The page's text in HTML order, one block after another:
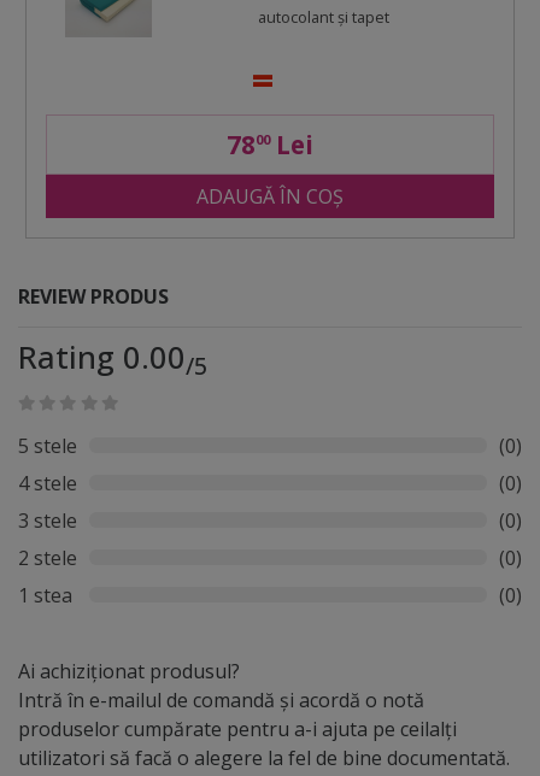
autocolant şi tapet
7800Lei
ADAUGĂ ÎN COȘ
REVIEW PRODUS
Rating 0.00/5
5 stele
(0)
4 stele
(0)
3 stele
(0)
2 stele
(0)
1 stea
(0)
Ai achiziționat produsul?
Intră în e-mailul de comandă și acordă o notă
produselor cumpărate pentru a-i ajuta pe ceilalți
utilizatori să facă o alegere la fel de bine documentată.